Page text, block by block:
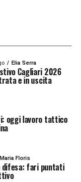
necessità, ma
sua
NEWS
Elia Serra
Cagliari 2026
e in uscita
oggi lavoro tattico
Maria Floris
difesa: fari puntati